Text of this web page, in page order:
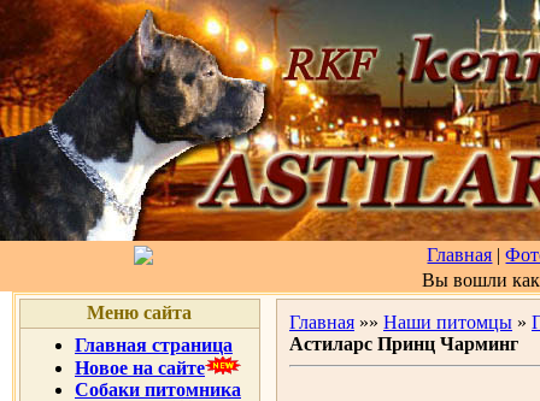
Главная |
Вы вошли
Меню сайта
Главная страница
Новое на сайте
Собаки питомника
Главная »» Наши питомцы »
Астиларс Принц Чарминг